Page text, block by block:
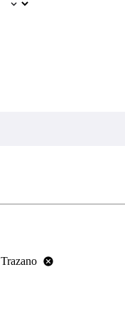
Trazano